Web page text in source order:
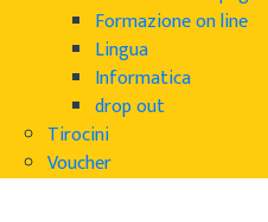
Formazione on line
Lingua
Informatica
drop out
Tirocini
Voucher